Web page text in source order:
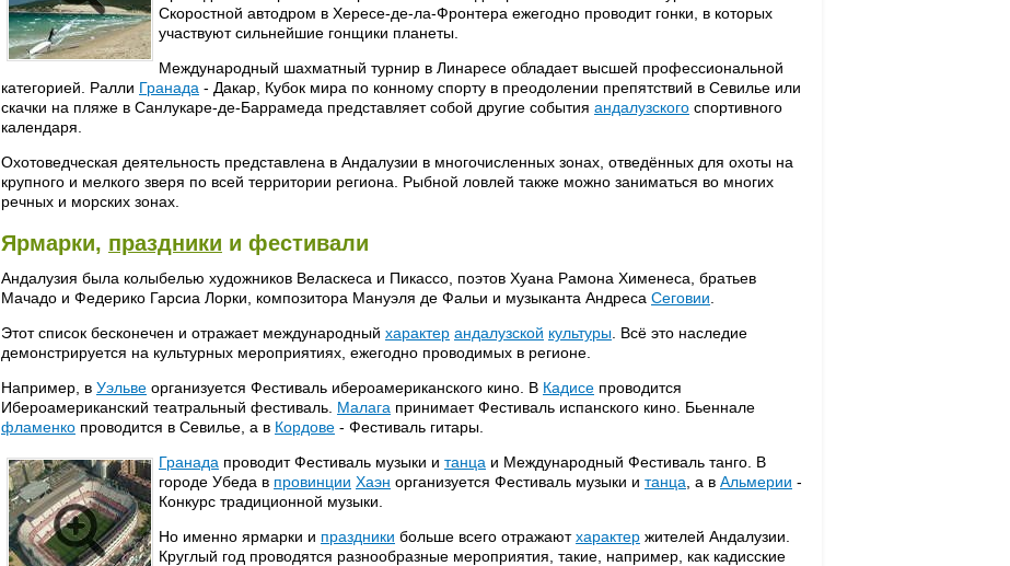
Скоростной автодром в Хересе-де-ла-Фронтера ежегодно проводит гонки, в которых
участвуют сильнейшие гонщики планеты.
Международный шахматный турнир в Линаресе обладает высшей профессиональной
категорией. Ралли Гранада - Дакар, Кубок мира по конному спорту в преодолении препятствий в Севилье или
скачки на пляже в Санлукаре-де-Баррамеда представляет собой другие события андалузского спортивного
календаря.
Охотоведческая деятельность представлена в Андалузии в многочисленных зонах, отведённых для охоты на
крупного и мелкого зверя по всей территории региона. Рыбной ловлей также можно заниматься во многих
речных и морских зонах.
Ярмарки, праздники и фестивали
Андалузия была колыбелью художников Веласкеса и Пикассо, поэтов Хуана Рамона Хименеса, братьев
Мачадо и Федерико Гарсиа Лорки, композитора Мануэля де Фальи и музыканта Андреса Сеговии
Этот список бесконечен и отражает международный характер андалузской культуры . Всё это наследие
демонстрируется на культурных мероприятиях, ежегодно проводимых в регионе.
Например, в Уэльве организуется Фестиваль ибероамериканского кино. В Кадисе проводится
Ибероамериканский театральный фестиваль. Малага принимает Фестиваль испанского кино. Бьеннале
фламенко проводится в Севилье, а в Кордове - Фестиваль гитары.
Гранада проводит Фестиваль музыки и танца и Международный Фестиваль танго. В
городе Убеда в провинции Хаэн организуется Фестиваль музыки и танца , а в Альмерии -
Конкурс традиционной музыки.
Но именно ярмарки и праздники больше всего отражаютхарактер жителей Андалузии.
Круглый год проводятся разнообразные мероприятия, такие, например, как кадисские